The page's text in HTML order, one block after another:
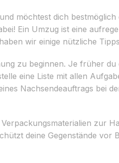
möchtest dich
Ein Umzug ist eine
wir einige nützliche
zu beginnen. Je früher
eine Liste mit allen
Nachsendeauftrags bei
zur
deine Gegenstände vor